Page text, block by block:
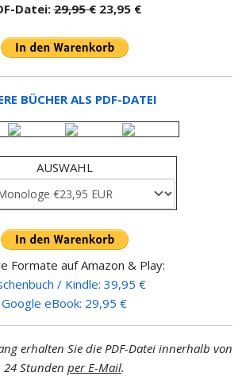
Datei:29,95 €23,95 €
BÜCHER ALS PDF-DATEI
AUSWAHL
Formate auf Amazon & Play:
/ Kindle: 39,95 €
Google eBook: 29,95 €
erhalten Sie die PDF-Datei innerhalb von
24 Stunden per E-Mail.